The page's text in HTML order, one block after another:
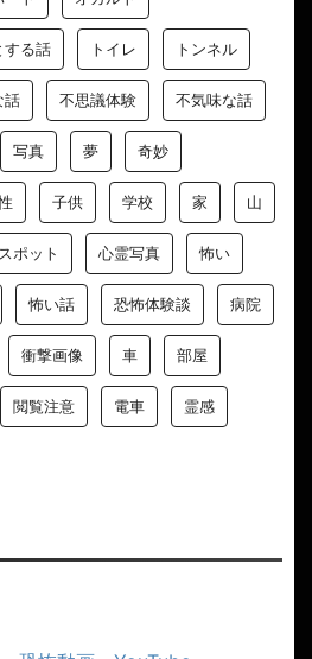
ート オカルト
する話 トイレ トンネル
話 不思議体験 不気味な話
写真 奇妙
子供 学校 家
ポット 心霊写真 怖い
閲覧注意 電車 霊感